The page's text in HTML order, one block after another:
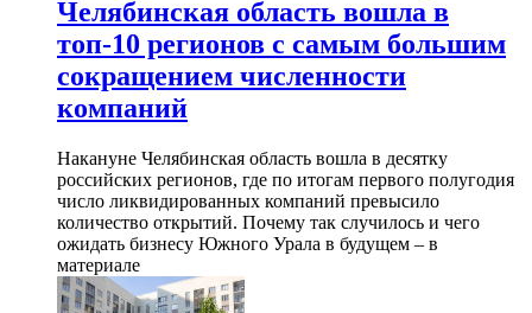
Челябинская область вошла в
топ-10 регионов с самым большим
сокращением численности
компаний
Накануне Челябинская область вошла в десятку
российских регионов, где по итогам первого полугодия
число ликвидированных компаний превысило
количество открытий. Почему так случилось и чего
ожидать бизнесу Южного Урала в будущем – в
материале